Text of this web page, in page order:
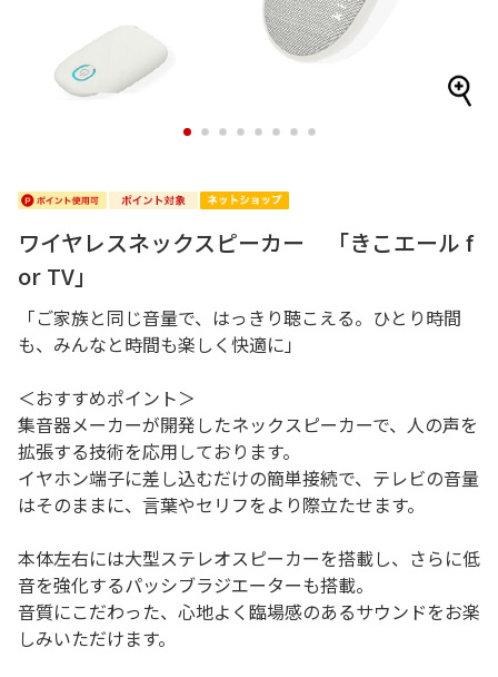
1 2 3 4 5 6 7 8
ワイヤレスネックスピーカー 「きこエール f
or TV」
「ご家族と同じ音量で、はっきり聴こえる。ひとり時間
も、みんなと時間も楽しく快適に」
＜おすすめポイント＞
集音器メーカーが開発したネックスピーカーで、人の声を
拡張する技術を応用しております。
イヤホン端子に差し込むだけの簡単接続で、テレビの音量
はそのままに、言葉やセリフをより際立たせます。
本体左右には大型ステレオスピーカーを搭載し、さらに低
音を強化するパッシブラジエーターも搭載。
音質にこだわった、心地よく臨場感のあるサウンドをお楽
しみいただけます。